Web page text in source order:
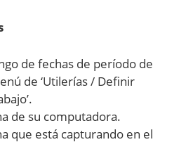
de fechas de período de
de ‘Utilerías / Definir
de su computadora.
que está capturando en el